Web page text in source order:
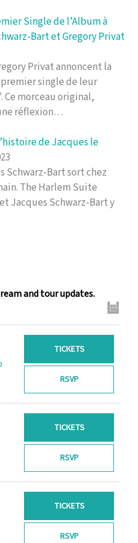
Single de l’Album à
Bart et Gregory Privat
Privat annoncent la
single de leur
Ce morceau original,
réflexion…
de Jacques le
Schwarz-Bart sort chez
The Harlem Suite
Jacques Schwarz-Bart y
and tour updates.
RSVP
TICKETS
RSVP
TICKETS
RSVP
TICKETS